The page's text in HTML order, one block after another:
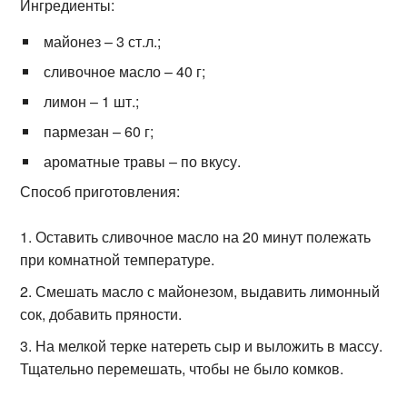
Ингредиенты:
майонез – 3 ст.л.;
сливочное масло – 40 г;
лимон – 1 шт.;
пармезан – 60 г;
ароматные травы – по вкусу.
Способ приготовления:
Оставить сливочное масло на 20 минут полежать
при комнатной температуре.
Смешать масло с майонезом, выдавить лимонный
сок, добавить пряности.
На мелкой терке натереть сыр и выложить в массу.
Тщательно перемешать, чтобы не было комков.